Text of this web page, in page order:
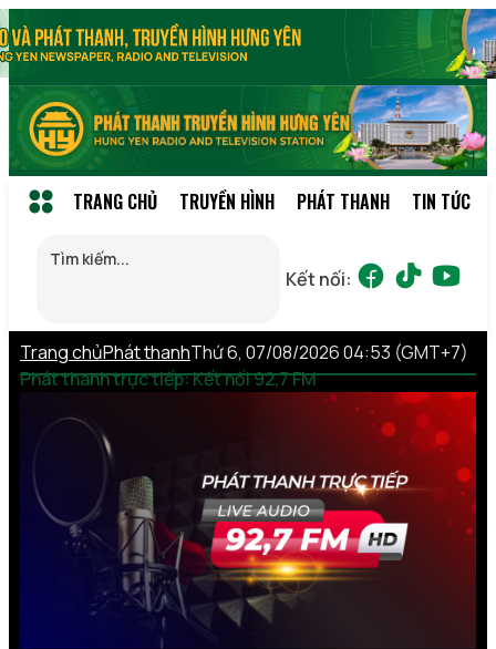
TRANG CHỦ TRUYỀN HÌNH PHÁT THANH TIN TỨC
Kết nối:
Trang chủPhát thanh
Phát thanh trực tiếp: Kết nối 92,7 FM
Thứ 6, 07/08/2026 04:53 (GMT+7)